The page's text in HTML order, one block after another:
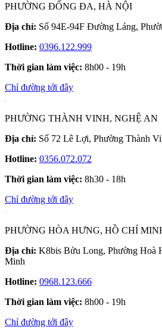
PHƯỜNG ĐỐNG ĐA, HÀ NỘI
Địa chỉ: Số 94E-94F Đường Láng,
Hotline: 0396.122.999
Thời gian làm việc: 8h00 - 19h
Chỉ đường tới đây
PHƯỜNG THÀNH VINH, NGHỆ AN
Địa chỉ: Số 72 Lê Lợi, Phường Thành
Hotline: 0356.072.072
Thời gian làm việc: 8h30 - 18h
Chỉ đường tới đây
PHƯỜNG HÒA HƯNG, HỒ CHÍ
Địa chỉ: K8bis Bửu Long, Phường Hoà
Minh
Hotline: 0968.123.666
Thời gian làm việc: 8h00 - 19h
Chỉ đường tới đây